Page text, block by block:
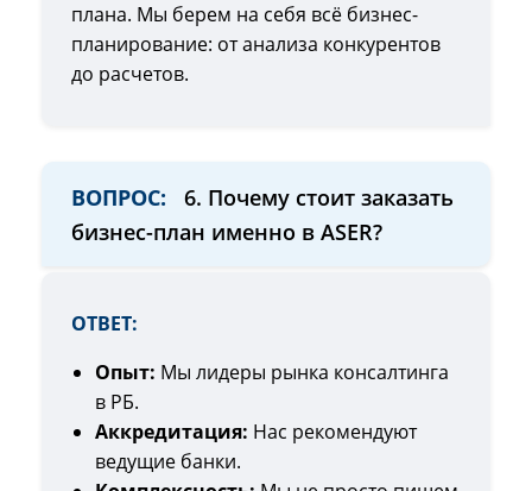
плана. Мы берем на себя всё бизнес-
планирование: от анализа конкурентов
до расчетов.
ВОПРОС:
6. Почему стоит заказать
бизнес-план именно в ASER?
ОТВЕТ:
Опыт: Мы лидеры рынка консалтинга
в РБ.
Аккредитация: Нас рекомендуют
ведущие банки.